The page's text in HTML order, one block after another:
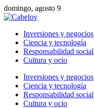
domingo, agosto 9
Inversiones y negocios
Ciencia y tecnología
Responsabilidad social
Cultura y ocio
Inversiones y negocios
Ciencia y tecnología
Responsabilidad social
Cultura y ocio